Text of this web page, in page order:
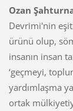
Ozan
Devrimi'nin
ürünü olup,
insanın insan
‘geçmeyi,
yardımlaşma
ortak